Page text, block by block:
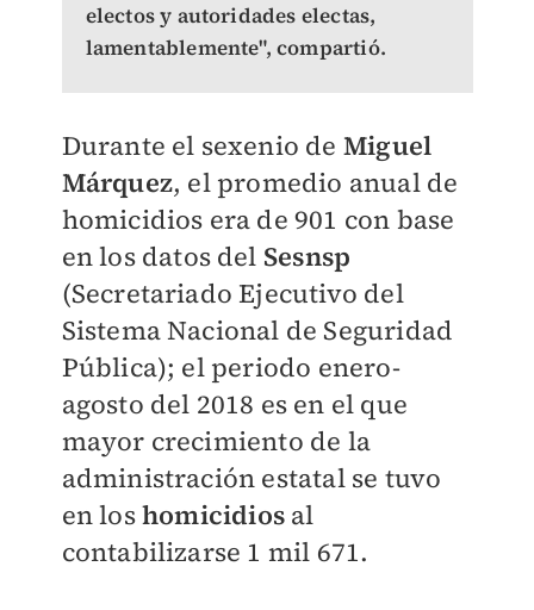
electos y autoridades electas,
lamentablemente", compartió.
Durante el sexenio de Miguel
Márquez, el promedio anual de
homicidios era de 901 con base
en los datos del Sesnsp
(Secretariado Ejecutivo del
Sistema Nacional de Seguridad
Pública); el periodo enero-
agosto del 2018 es en el que
mayor crecimiento de la
administración estatal se tuvo
en loshomicidiosal
contabilizarse 1 mil 671.